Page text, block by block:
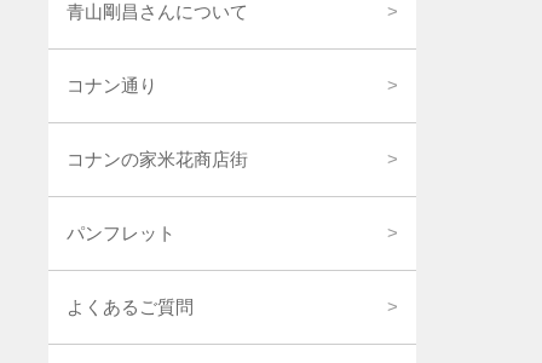
青山剛昌さんについて
コナン通り
コナンの家米花商店街
パンフレット
よくあるご質問